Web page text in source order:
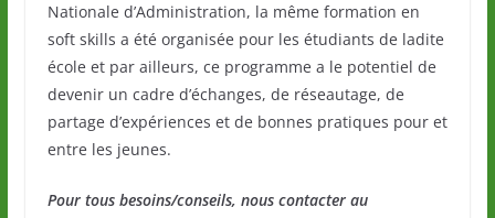
Nationale d’Administration, la même formation en
soft skills a été organisée pour les étudiants de ladite
école et par ailleurs, ce programme a le potentiel de
devenir un cadre d’échanges, de réseautage, de
partage d’expériences et de bonnes pratiques pour et
entre les jeunes.
Pour tous besoins/conseils, nous contacter au